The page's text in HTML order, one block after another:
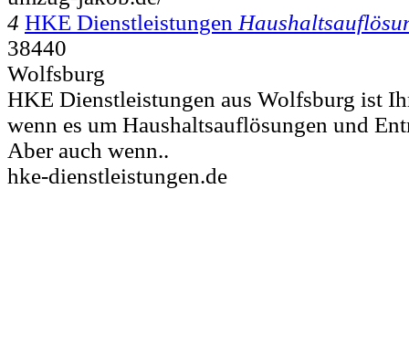
4 HKE Dienstleistungen
38440
Wolfsburg
HKE Dienstleistungen aus Wolfsburg ist
wenn es um Haushaltsauflösungen und
Aber auch wenn..
hke-dienstleistungen.de